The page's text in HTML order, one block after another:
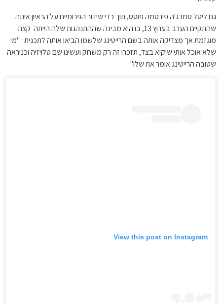
גם ליטל סמדג'ה פירסמה פוסט, תוך כדי שידור הפרומיים על הראיון איתה
שהתקיים הערב בערוץ 13, בו היא מבינה שההתנהגות שלה הייתה קצת
מוגזמת אך מצדיקה אותה בשם הרייטינג שלשמו הביאו אותה לתכנית : "מי
שלא אוכל אותי שיקיא בצד, תזכרו זה רק משחק ועשינו שם טלויזיה וכניראה
שטובה הרייטינג אומר את שלו"
View this post on Instagram